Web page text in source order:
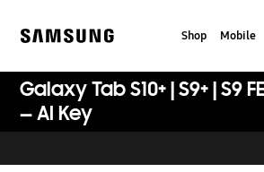
content
Shop Mobile
Galaxy Tab S10+ | S9+ |
— AI Key